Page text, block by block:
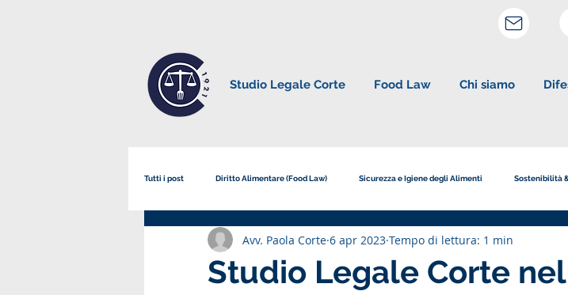
Studio Legale Corte Food Law Chi siamo
Tutti i post Diritto Alimentare (Food Law) Sicurezza e Igiene degli Alimenti Sostenibilità
Corsi, Convegni e Eventi Formativi su Studio Legale Corte Etichettatura e Pubblicità
Studio Legale Corte
Avv. Paola Corte 6 apr 2023 Tempo di lettura: 1 min